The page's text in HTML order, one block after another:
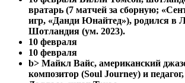
вратарь (7 матчей за сборную;
игр, «Данди Юнайтед»), родился в
Шотландия (ум. 2023).
10 февраля
10 февраля
b> Майкл Вайс, американский
композитор (Soul Journey) и